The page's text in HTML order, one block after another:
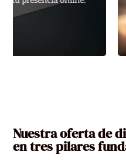
Nuestra oferta de
en tres pilares